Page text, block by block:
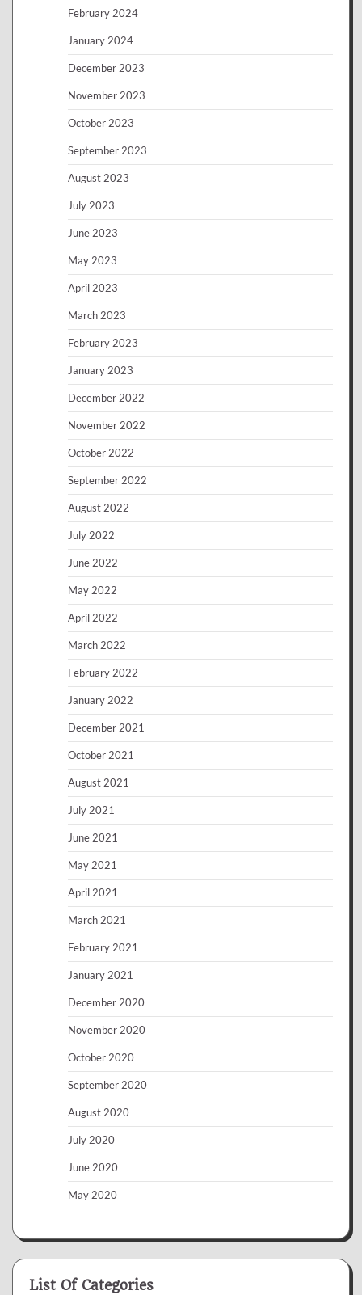
February 2024
January 2024
December 2023
November 2023
October 2023
September 2023
August 2023
July 2023
June 2023
May 2023
April 2023
March 2023
February 2023
January 2023
December 2022
November 2022
October 2022
September 2022
August 2022
July 2022
June 2022
May 2022
April 2022
March 2022
February 2022
January 2022
December 2021
October 2021
August 2021
July 2021
June 2021
May 2021
April 2021
March 2021
February 2021
January 2021
December 2020
November 2020
October 2020
September 2020
August 2020
July 2020
June 2020
May 2020
List Of Categories